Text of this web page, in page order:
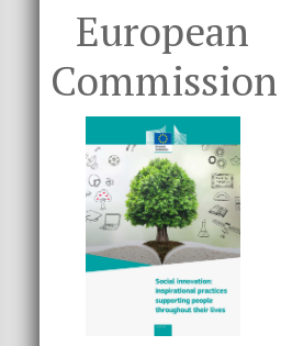
European
Commission